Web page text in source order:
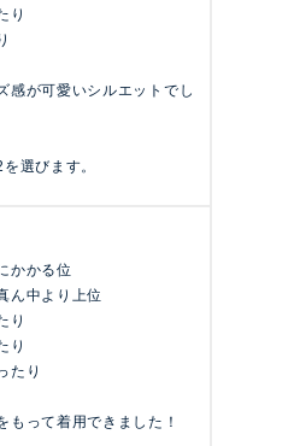
り
感が可愛いシルエットでし
選びます。
かかる位
ん中より上位
り
り
たり
もって着用できました！